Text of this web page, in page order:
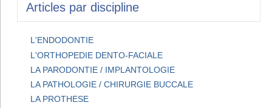
Articles par discipline
L'ENDODONTIE
L'ORTHOPEDIE DENTO-FACIALE
LA PARODONTIE / IMPLANTOLOGIE
LA PATHOLOGIE / CHIRURGIE BUCCALE
LA PROTHESE